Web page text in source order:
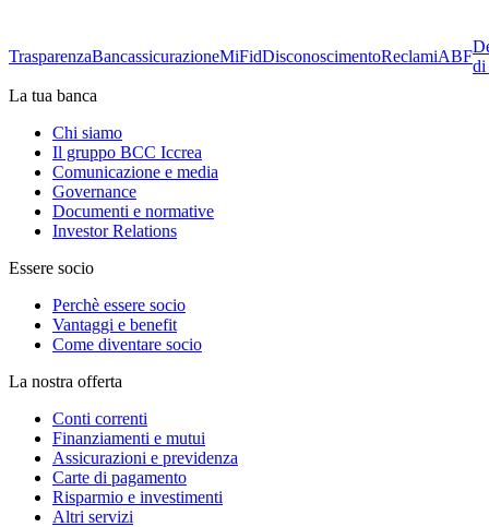
TrasparenzaBancassicurazioneMiFidDisconoscimentoReclamiABF
di
La tua banca
Chi siamo
Il gruppo BCC Iccrea
Comunicazione e media
Governance
Documenti e normative
Investor Relations
Essere socio
Perchè essere socio
Vantaggi e benefit
Come diventare socio
La nostra offerta
Conti correnti
Finanziamenti e mutui
Assicurazioni e previdenza
Carte di pagamento
Risparmio e investimenti
Altri servizi